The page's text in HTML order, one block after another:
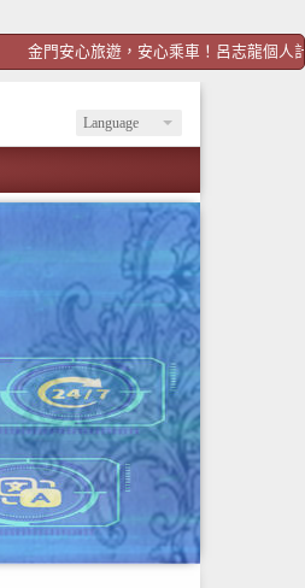
金門安心旅遊，安心乘車！呂志龍個人計程
Language